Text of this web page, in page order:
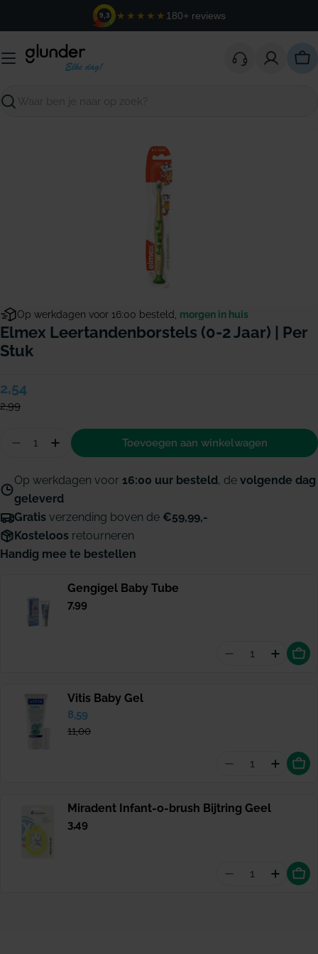
inhoud
9,3 ★★★★★ 180+ reviews
Zoeken
media 0 in modaal venster
Op werkdagen voor 16:00 besteld, morgen in huis
Elmex Leertandenborstels (0-2 Jaar) | Per
Stuk
Verkoopprijs
2,54
Normale
prijs
2,99
Hoeveelheid
Aantal verminderen voor Elmex
Hoeveelheid verhogen voor Elmex
Toevoegen aan winkelwagen
Op werkdagen voor 16:00 uur besteld, de volgende dag
geleverd
Gratis verzending boven de €59,99,-
Kosteloos retourneren
Handig mee te bestellen
Gengigel Baby Tube
Normale
7,99
Aantal
Vitis Baby Gel
Verkoopprijs
8,59
Normale
prijs
11,00
Aantal
Miradent Infant-o-brush Bijtring Geel
Normale
3,49
Aantal